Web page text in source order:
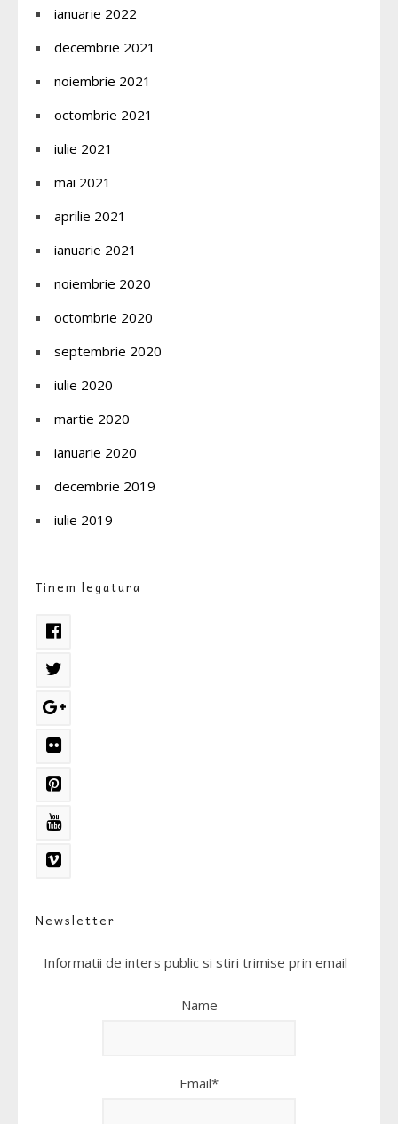
ianuarie 2022
decembrie 2021
noiembrie 2021
octombrie 2021
iulie 2021
mai 2021
aprilie 2021
ianuarie 2021
noiembrie 2020
octombrie 2020
septembrie 2020
iulie 2020
martie 2020
ianuarie 2020
decembrie 2019
iulie 2019
Tinem legatura
Newsletter
Informatii de inters public si stiri trimise prin email
Name
Email*